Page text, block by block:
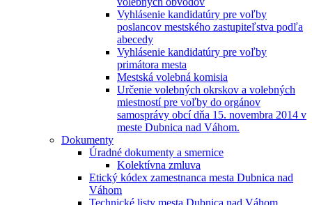
Vyhlásenie kandidatúry pre voľby
poslancov mestského zastupiteľstva podľa
abecedy
Vyhlásenie kandidatúry pre voľby
primátora mesta
Mestská volebná komisia
Určenie volebných okrskov a volebných
miestností pre voľby do orgánov
samosprávy obcí dňa 15. novembra 2014 v
meste Dubnica nad Váhom.
Dokumenty
Úradné dokumenty a smernice
Kolektívna zmluva
Etický kódex zamestnanca mesta Dubnica nad
Váhom